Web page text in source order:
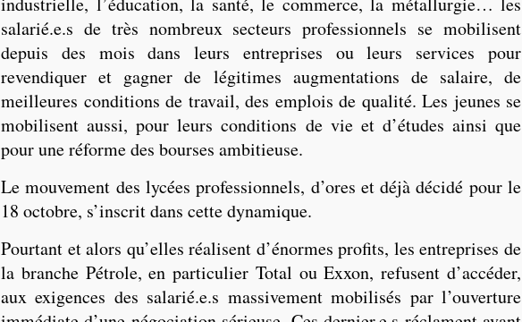
salarié.e.s de très nombreux secteurs professionnels se mobilisent
depuis des mois dans leurs entreprises ou leurs services pour
revendiquer et gagner de légitimes augmentations de salaire, de
meilleures conditions de travail, des emplois de qualité. Les jeunes se
mobilisent aussi, pour leurs conditions de vie et d’études ainsi que
pour une réforme des bourses ambitieuse.
Le mouvement des lycées professionnels, d’ores et déjà décidé pour le
18 octobre, s’inscrit dans cette dynamique.
Pourtant et alors qu’elles réalisent d’énormes profits, les entreprises de
la branche Pétrole, en particulier Total ou Exxon, refusent d’accéder,
aux exigences des salarié.e.s massivement mobilisés par l’ouverture